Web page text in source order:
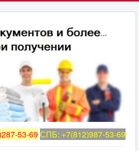
53-69СПБ: +7(812)987-53-69